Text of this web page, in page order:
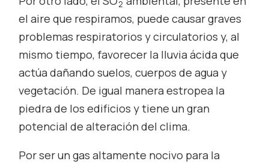
2
el aire que respiramos, puede causar graves
problemas respiratorios y circulatorios y, al
mismo tiempo, favorecer la lluvia ácida que
actúa dañando suelos, cuerpos de agua y
vegetación. De igual manera estropea la
piedra de los edificios y tiene un gran
potencial de alteración del clima.
Por ser un gas altamente nocivo para la